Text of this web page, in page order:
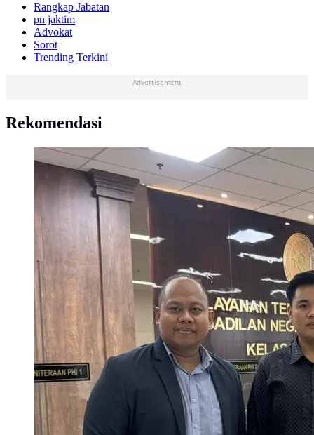
Rangkap Jabatan
pn jaktim
Advokat
Sorot
Trending Terkini
Advertisement
Rekomendasi